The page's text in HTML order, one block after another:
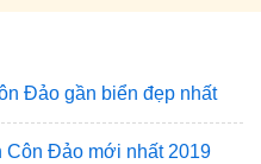
Đảo gần biển đẹp nhất
Côn Đảo mới nhất 2019